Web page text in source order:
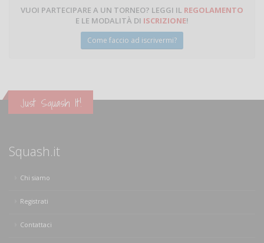
VUOI PARTECIPARE A UN TORNEO? LEGGI IL REGOLAMENTO
E LE MODALITÀ DI ISCRIZIONE!
Come faccio ad iscrivermi?
Just Squash It!
Squash.it
Chi siamo
Registrati
Contattaci